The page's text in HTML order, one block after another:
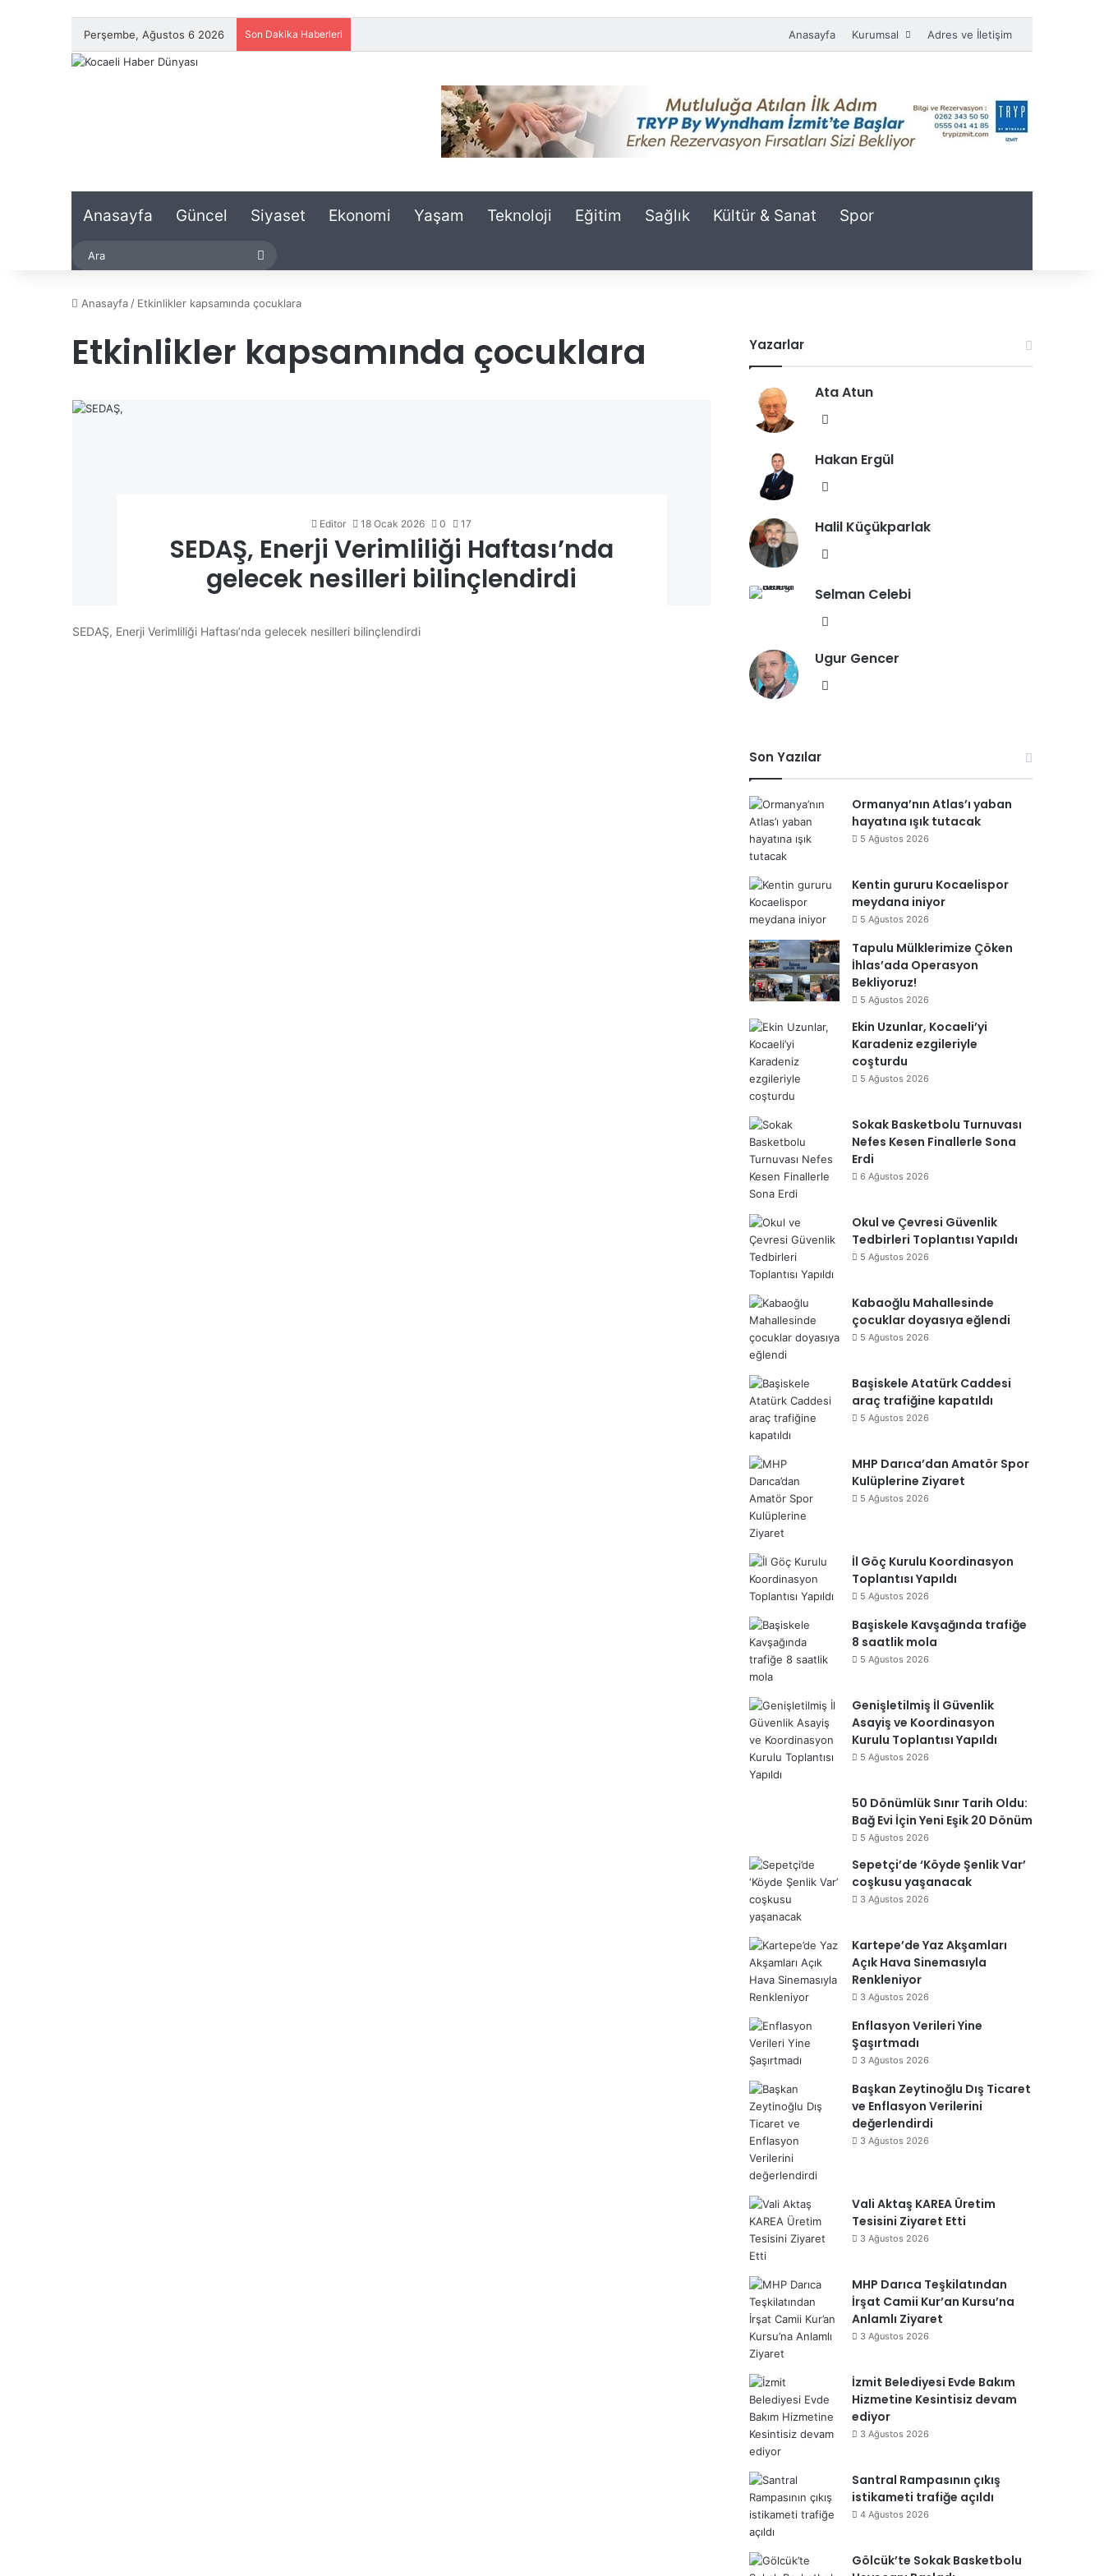
Perşembe, Ağustos 6 2026 Son Dakika Haberleri Anasayfa Kurumsal Adres ve İletişim
Anasayfa Güncel Siyaset Ekonomi Yaşam Teknoloji Eğitim Sağlık Kültür & Sanat Spor
Anasayfa / Etkinlikler kapsamında çocuklara
Etkinlikler kapsamında çocuklara
Editor 18 Ocak 2026 0 17
SEDAŞ, Enerji Verimliliği Haftası’nda
gelecek nesilleri bilinçlendirdi
SEDAŞ, Enerji Verimliliği Haftası’nda gelecek nesilleri bilinçlendirdi
Yazarlar
Ata Atun
sit
Hakan Ergül
sit
Halil Küçükparlak
sit
Selman Celebi
sit
Ugur Gencer
Son Yazılar
Ormanya’nın Atlas’ı yaban
hayatına ışık tutacak
5 Ağustos 2026
Kentin gururu Kocaelispor
meydana iniyor
5 Ağustos 2026
Tapulu Mülklerimize Çöken
İhlas’ada Operasyon
Bekliyoruz!
5 Ağustos 2026
Ekin Uzunlar, Kocaeli’yi
Karadeniz ezgileriyle
coşturdu
5 Ağustos 2026
Sokak Basketbolu Turnuvası
Nefes Kesen Finallerle Sona
Erdi
6 Ağustos 2026
Okul ve Çevresi Güvenlik
Tedbirleri Toplantısı Yapıldı
5 Ağustos 2026
Kabaoğlu Mahallesinde
çocuklar doyasıya eğlendi
5 Ağustos 2026
Başiskele Atatürk Caddesi
araç trafiğine kapatıldı
5 Ağustos 2026
MHP Darıca’dan Amatör Spor
Kulüplerine Ziyaret
5 Ağustos 2026
İl Göç Kurulu Koordinasyon
Toplantısı Yapıldı
5 Ağustos 2026
Başiskele Kavşağında trafiğe
8 saatlik mola
5 Ağustos 2026
Genişletilmiş İl Güvenlik
Asayiş ve Koordinasyon
Kurulu Toplantısı Yapıldı
5 Ağustos 2026
50 Dönümlük Sınır Tarih Oldu:
Bağ Evi İçin Yeni Eşik 20 Dönüm
5 Ağustos 2026
Sepetçi’de ‘Köyde Şenlik Var’
coşkusu yaşanacak
3 Ağustos 2026
Kartepe’de Yaz Akşamları
Açık Hava Sinemasıyla
Renkleniyor
3 Ağustos 2026
Enflasyon Verileri Yine
Şaşırtmadı
3 Ağustos 2026
Başkan Zeytinoğlu Dış Ticaret
ve Enflasyon Verilerini
değerlendirdi
3 Ağustos 2026
Vali Aktaş KAREA Üretim
Tesisini Ziyaret Etti
3 Ağustos 2026
MHP Darıca Teşkilatından
İrşat Camii Kur’an Kursu’na
Anlamlı Ziyaret
3 Ağustos 2026
İzmit Belediyesi Evde Bakım
Hizmetine Kesintisiz devam
ediyor
3 Ağustos 2026
Santral Rampasının çıkış
istikameti trafiğe açıldı
4 Ağustos 2026
Gölcük’te Sokak Basketbolu